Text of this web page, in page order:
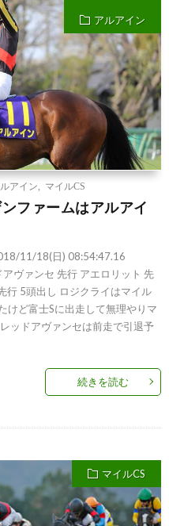
アルアイン
アイン マイルCS
ファームはアルアイ
11/18(日) 08:54:47.16
ヴァンセ 先行 アエロリット 先
行 5頭出し ロジクライはマイル
けど富士Sに出走して無理やりマ
ッドアヴァンセは前走で引退予
続きを読む
マイルCS